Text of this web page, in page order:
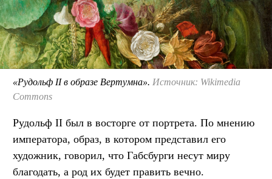
«Рудольф II в образе Вертумна». Источник: Wikimedia
Commons
Рудольф II был в восторге от портрета. По мнению
императора, образ, в котором представил его
художник, говорил, что Габсбурги несут миру
благодать, а род их будет править вечно.